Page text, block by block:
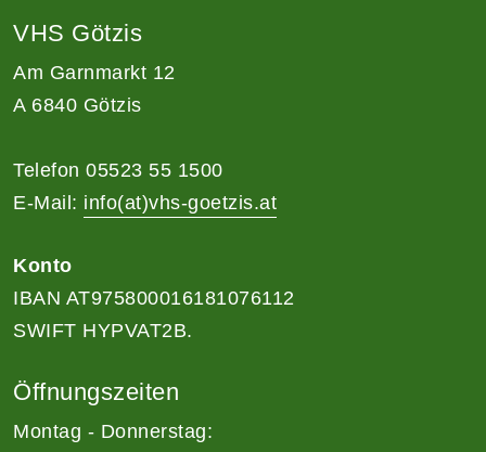
VHS Götzis
Am Garnmarkt 12
A 6840 Götzis
Telefon 05523 55 1500
E-Mail: info(at)vhs-goetzis.at
Konto
IBAN AT975800016181076112
SWIFT HYPVAT2B.
Öffnungszeiten
Montag - Donnerstag: